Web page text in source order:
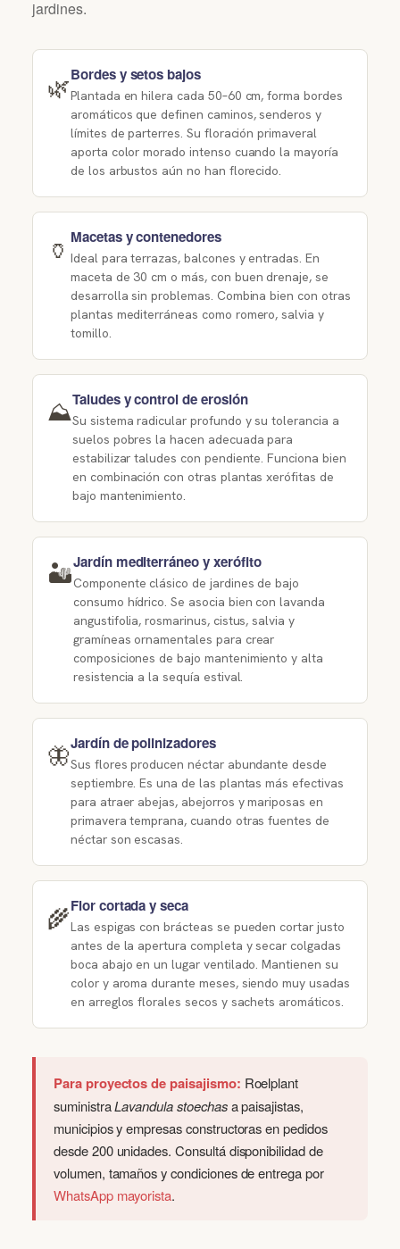
jardines.
🌿Bordes y setos bajos
Plantada en hilera cada 50–60 cm, forma bordes
aromáticos que definen caminos, senderos y
límites de parterres. Su floración primaveral
aporta color morado intenso cuando la mayoría
de los arbustos aún no han florecido.
🏺 Macetas y contenedores
Ideal para terrazas, balcones y entradas. En
maceta de 30 cm o más, con buen drenaje, se
desarrolla sin problemas. Combina bien con otras
plantas mediterráneas como romero, salvia y
tomillo.
⛰️Taludes y control de erosión
Su sistema radicular profundo y su tolerancia a
suelos pobres la hacen adecuada para
estabilizar taludes con pendiente. Funciona bien
en combinación con otras plantas xerófitas de
bajo mantenimiento.
🏜️Jardín mediterráneo y xerófito
Componente clásico de jardines de bajo
consumo hídrico. Se asocia bien con lavanda
angustifolia, rosmarinus, cistus, salvia y
gramíneas ornamentales para crear
composiciones de bajo mantenimiento y alta
resistencia a la sequía estival.
🦋Jardín de polinizadores
Sus flores producen néctar abundante desde
septiembre. Es una de las plantas más efectivas
para atraer abejas, abejorros y mariposas en
primavera temprana, cuando otras fuentes de
néctar son escasas.
🌾Flor cortada y seca
Las espigas con brácteas se pueden cortar justo
antes de la apertura completa y secar colgadas
boca abajo en un lugar ventilado. Mantienen su
color y aroma durante meses, siendo muy usadas
en arreglos florales secos y sachets aromáticos.
Para proyectos de paisajismo: Roelplant
suministraLavandula stoechasa paisajistas,
municipios y empresas constructoras en pedidos
desde 200 unidades. Consultá disponibilidad de
volumen, tamaños y condiciones de entrega por
WhatsApp mayorista.